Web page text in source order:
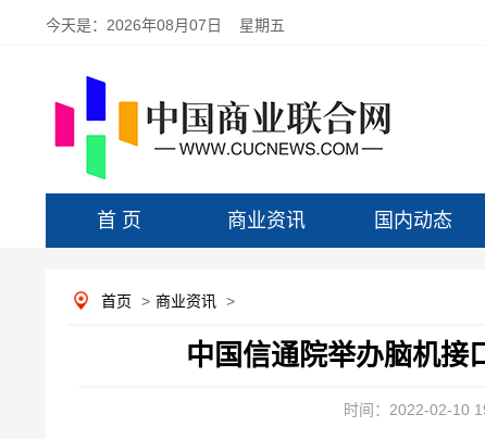
今天是： 2026年08月07日 星期五
首 页 商业资讯 国内动态
首页 > 商业资讯 >
中国信通院举办脑机接
时间：2022-02-10